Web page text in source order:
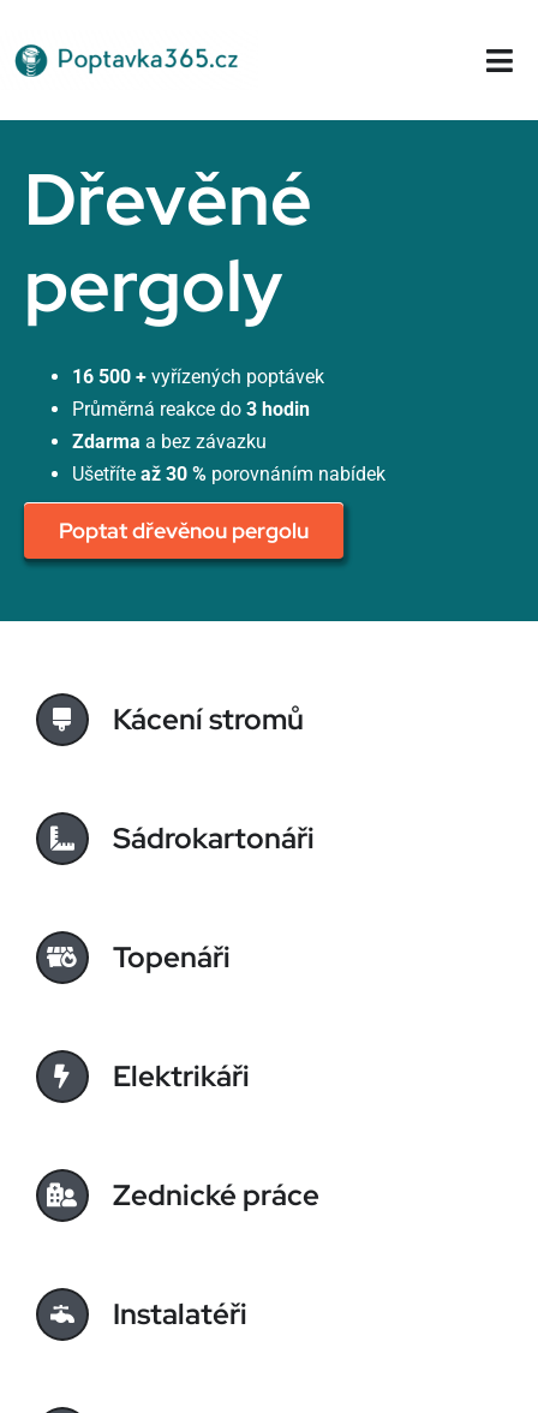
na
obsah
Dřevěné
pergoly
16 500 + vyřízených poptávek
Průměrná reakce do 3 hodin
Zdarma a bez závazku
Ušetříte až 30 %porovnáním nabídek
Poptat dřevěnou pergolu
Kácení stromů
Sádrokartonáři
Topenáři
Elektrikáři
Zednické práce
Instalatéři